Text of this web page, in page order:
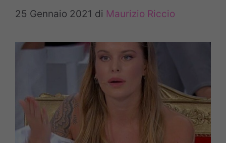
25 Gennaio 2021 di Maurizio Riccio